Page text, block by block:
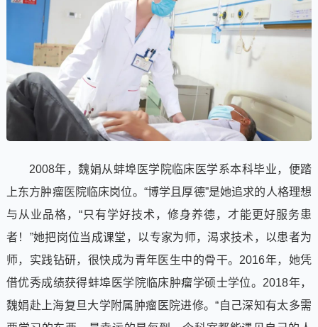
2008年，魏娟从蚌埠医学院临床医学系本科毕业，便踏
上东方肿瘤医院临床岗位。“博学且厚德”是她追求的人格理想
与从业品格，“只有学好技术，修身养德，才能更好服务患
者！”她把岗位当成课堂，以专家为师，渴求技术，以患者为
师，实践钻研，很快成为青年医生中的骨干。2016年，她凭
借优秀成绩获得蚌埠医学院临床肿瘤学硕士学位。2018年，
魏娟赴上海复旦大学附属肿瘤医院进修。“自己深知有太多需